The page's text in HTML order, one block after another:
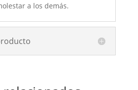
a los demás.